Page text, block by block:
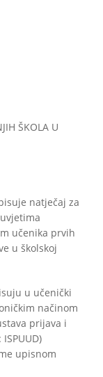
ŠKOLA U
natječaj za
učenika prvih
u školskoj
u učenički
načinom
prijava i
upisnom